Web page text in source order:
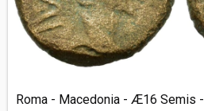
Roma - Macedonia - Æ16 Semis -